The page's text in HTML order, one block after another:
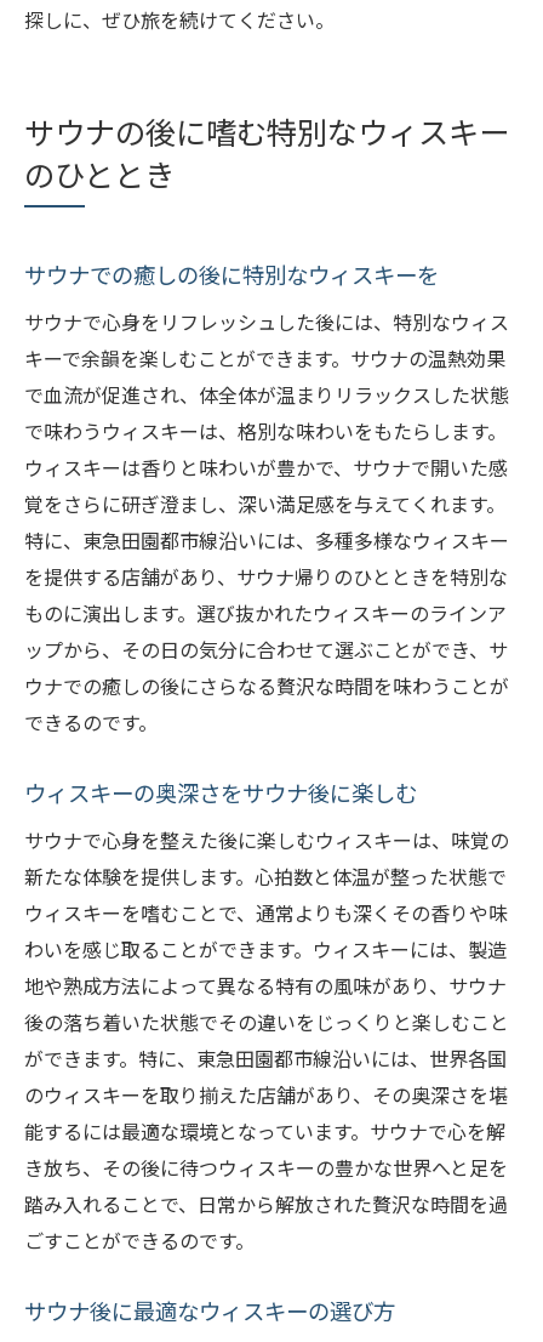
探しに、ぜひ旅を続けてください。
サウナの後に嗜む特別なウィスキー
のひととき
サウナでの癒しの後に特別なウィスキーを
サウナで心身をリフレッシュした後には、特別なウィス
キーで余韻を楽しむことができます。サウナの温熱効果
で血流が促進され、体全体が温まりリラックスした状態
で味わうウィスキーは、格別な味わいをもたらします。
ウィスキーは香りと味わいが豊かで、サウナで開いた感
覚をさらに研ぎ澄まし、深い満足感を与えてくれます。
特に、東急田園都市線沿いには、多種多様なウィスキー
を提供する店舗があり、サウナ帰りのひとときを特別な
ものに演出します。選び抜かれたウィスキーのラインア
ップから、その日の気分に合わせて選ぶことができ、サ
ウナでの癒しの後にさらなる贅沢な時間を味わうことが
できるのです。
ウィスキーの奥深さをサウナ後に楽しむ
サウナで心身を整えた後に楽しむウィスキーは、味覚の
新たな体験を提供します。心拍数と体温が整った状態で
ウィスキーを嗜むことで、通常よりも深くその香りや味
わいを感じ取ることができます。ウィスキーには、製造
地や熟成方法によって異なる特有の風味があり、サウナ
後の落ち着いた状態でその違いをじっくりと楽しむこと
ができます。特に、東急田園都市線沿いには、世界各国
のウィスキーを取り揃えた店舗があり、その奥深さを堪
能するには最適な環境となっています。サウナで心を解
き放ち、その後に待つウィスキーの豊かな世界へと足を
踏み入れることで、日常から解放された贅沢な時間を過
ごすことができるのです。
サウナ後に最適なウィスキーの選び方